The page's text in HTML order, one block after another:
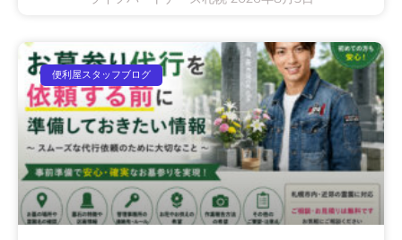
便利屋スタッフブログ